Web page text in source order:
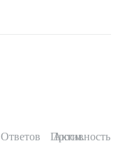
Ответов Просм.
Активность